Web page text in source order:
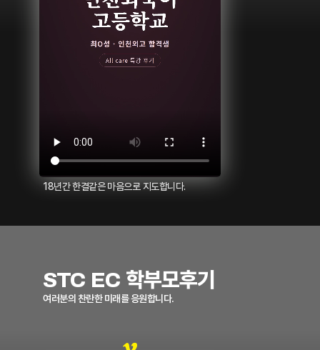
18년간 한결같은 마음으로 지도합니다.
STC EC 학부모후기
여러분의 찬란한 미래를 응원합니다.